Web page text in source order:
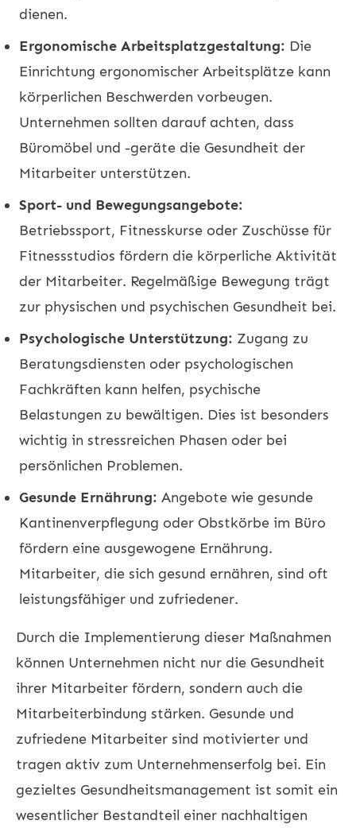
dienen.
Ergonomische Arbeitsplatzgestaltung: Die
Einrichtung ergonomischer Arbeitsplätze kann
körperlichen Beschwerden vorbeugen.
Unternehmen sollten darauf achten, dass
Büromöbel und -geräte die Gesundheit der
Mitarbeiter unterstützen.
Sport- und Bewegungsangebote:
Betriebssport, Fitnesskurse oder Zuschüsse für
Fitnessstudios fördern die körperliche Aktivität
der Mitarbeiter. Regelmäßige Bewegung trägt
zur physischen und psychischen Gesundheit bei.
Psychologische Unterstützung: Zugang zu
Beratungsdiensten oder psychologischen
Fachkräften kann helfen, psychische
Belastungen zu bewältigen. Dies ist besonders
wichtig in stressreichen Phasen oder bei
persönlichen Problemen.
Gesunde Ernährung: Angebote wie gesunde
Kantinenverpflegung oder Obstkörbe im Büro
fördern eine ausgewogene Ernährung.
Mitarbeiter, die sich gesund ernähren, sind oft
leistungsfähiger und zufriedener.
Durch die Implementierung dieser Maßnahmen
können Unternehmen nicht nur die Gesundheit
ihrer Mitarbeiter fördern, sondern auch die
Mitarbeiterbindung stärken. Gesunde und
zufriedene Mitarbeiter sind motivierter und
tragen aktiv zum Unternehmenserfolg bei. Ein
gezieltes Gesundheitsmanagement ist somit ein
wesentlicher Bestandteil einer nachhaltigen